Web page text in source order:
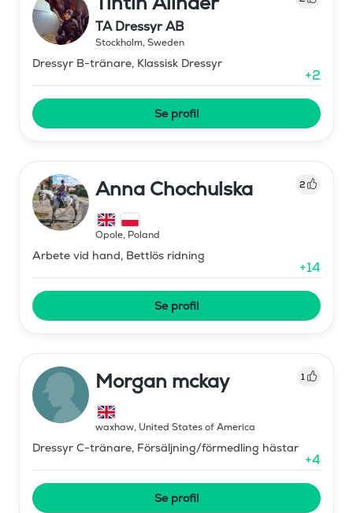
TA Dressyr AB
Stockholm, Sweden
Dressyr B-tränare, Klassisk Dressyr
+2
Se profil
Anna Chochulska 2
Opole, Poland
Arbete vid hand, Bettlös ridning
+14
Se profil
Morgan mckay 1
waxhaw, United States of America
Dressyr C-tränare, Försäljning/förmedling hästar
+4
Se profil